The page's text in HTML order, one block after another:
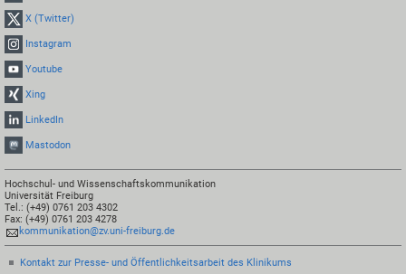
X (Twitter)
Instagram
Youtube
Xing
LinkedIn
Mastodon
Hochschul- und Wissenschaftskommunikation
Universität Freiburg
Tel.: (+49) 0761 203 4302
Fax: (+49) 0761 203 4278
kommunikation@zv.uni-freiburg.de
Kontakt zur Presse- und Öffentlichkeitsarbeit des Klinikums